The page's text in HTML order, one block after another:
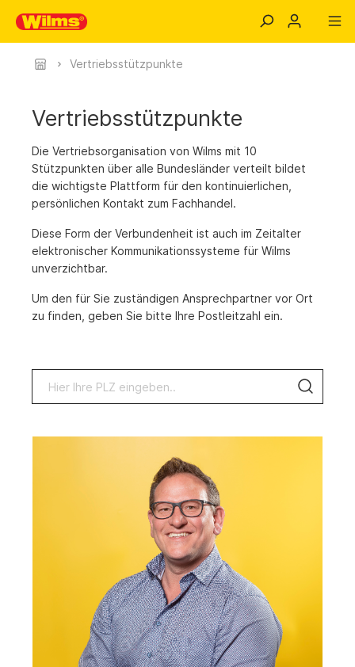
Vertriebsstützpunkte
Vertriebsstützpunkte
Die Vertriebsorganisation von Wilms mit 10
Stützpunkten über alle Bundesländer verteilt bildet
die wichtigste Plattform für den kontinuierlichen,
persönlichen Kontakt zum Fachhandel.
Diese Form der Verbundenheit ist auch im Zeitalter
elektronischer Kommunikationssysteme für Wilms
unverzichtbar.
Um den für Sie zuständigen Ansprechpartner vor Ort
zu finden, geben Sie bitte Ihre Postleitzahl ein.